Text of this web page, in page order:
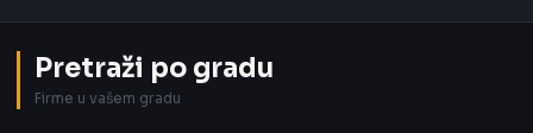
Pretraži po gradu
Firme u vašem gradu